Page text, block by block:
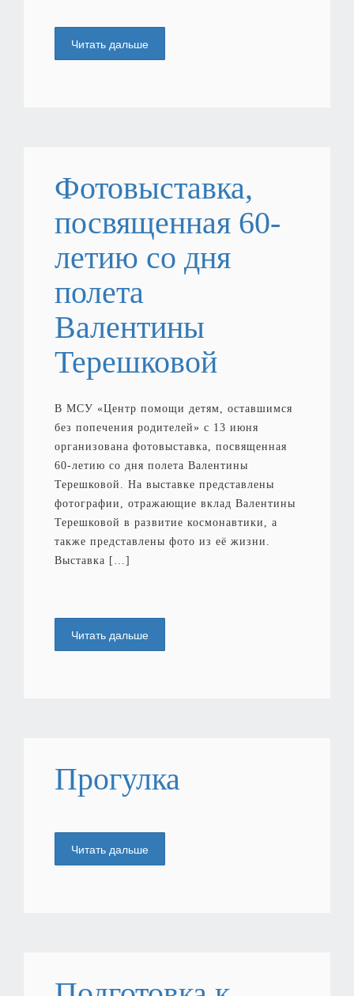
Читать дальше
Фотовыставка,
посвященная 60-
летию со дня
полета
Валентины
Терешковой
В МСУ «Центр помощи детям, оставшимся
без попечения родителей» с 13 июня
организована фотовыставка, посвященная
60-летию со дня полета Валентины
Терешковой. На выставке представлены
фотографии, отражающие вклад Валентины
Терешковой в развитие космонавтики, а
также представлены фото из её жизни.
Выставка […]
Читать дальше
Прогулка
Читать дальше